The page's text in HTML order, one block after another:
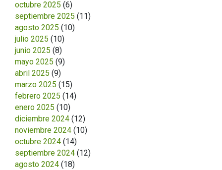
octubre 2025 (6)
septiembre 2025 (11)
agosto 2025 (10)
julio 2025 (10)
junio 2025 (8)
mayo 2025 (9)
abril 2025 (9)
marzo 2025 (15)
febrero 2025 (14)
enero 2025 (10)
diciembre 2024 (12)
noviembre 2024 (10)
octubre 2024 (14)
septiembre 2024 (12)
agosto 2024 (18)